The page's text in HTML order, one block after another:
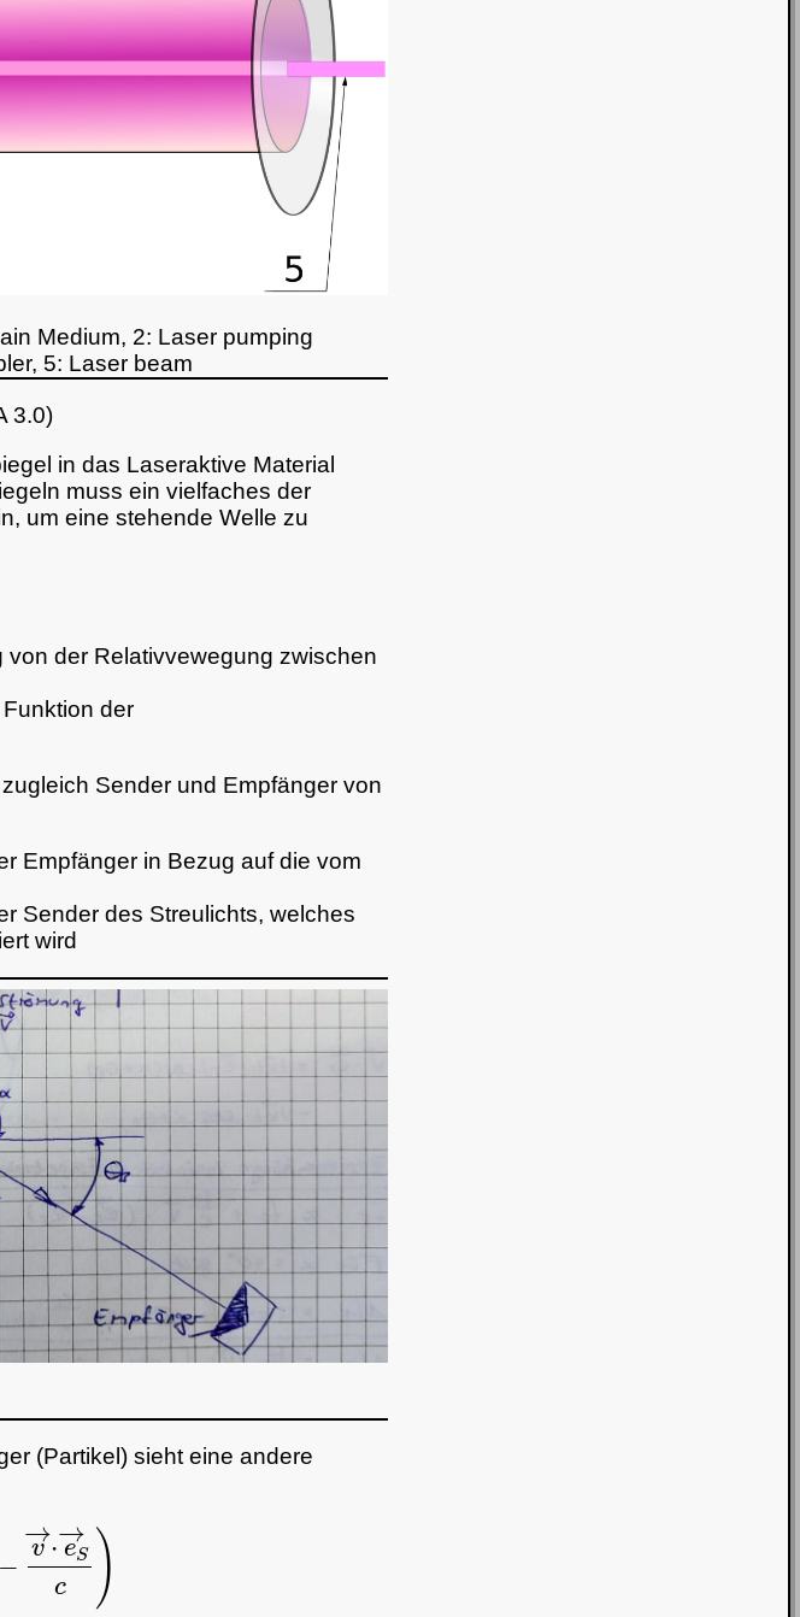
Medium, 2: Laser pumping
5: Laser beam
3.0)
in das Laseraktive Material
muss ein vielfaches der
um eine stehende Welle zu
der Relativvewegung zwischen
der
Sender und Empfänger von
Empfänger in Bezug auf die vom
Sender des Streulichts, welches
wird
(Partikel) sieht eine andere
→ S c)